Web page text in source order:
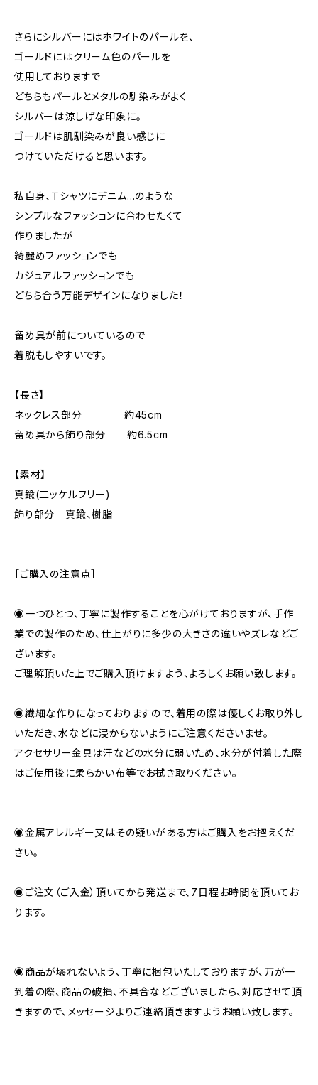
さらにシルバーにはホワイトのパールを、
ゴールドにはクリーム色のパールを
使用しておりますで
どちらもパールとメタルの馴染みがよく
シルバーは涼しげな印象に。
ゴールドは肌馴染みが良い感じに
つけていただけると思います。
私自身、Ｔシャツにデニム…のような
シンプルなファッションに合わせたくて
作りましたが
綺麗めファッションでも
カジュアルファッションでも
どちら合う万能デザインになりました！
留め具が前についているので
着脱もしやすいです。
【長さ】
ネックレス部分 約45cm
留め具から飾り部分 約6.5cm
【素材】
真鍮(二ッケルフリー)
飾り部分 真鍮、樹脂
［ご購入の注意点］
◉一つひとつ、丁寧に製作することを心がけておりますが、手作
業での製作のため、仕上がりに多少の大きさの違いやズレなどご
ざいます。
ご理解頂いた上でご購入頂けますよう、よろしくお願い致します。
◉繊細な作りになっておりますので、着用の際は優しくお取り外し
いただき、水などに浸からないようにご注意くださいませ。
アクセサリー金具は汗などの水分に弱いため、水分が付着した際
はご使用後に柔らかい布等でお拭き取りください。
◉金属アレルギー又はその疑いがある方はご購入をお控えくだ
さい。
◉ご注文（ご入金）頂いてから発送まで、7日程お時間を頂いてお
ります。
◉商品が壊れないよう、丁寧に梱包いたしておりますが、万が一
到着の際、商品の破損、不具合などございましたら、対応させて頂
きますので、メッセージよりご連絡頂きますようお願い致します。